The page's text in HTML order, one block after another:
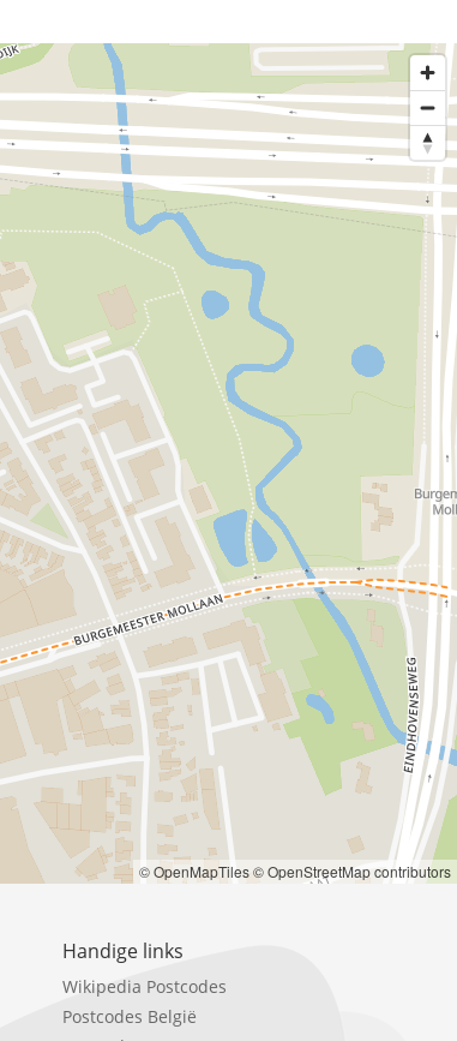
© OpenMapTiles© OpenStreetMap contributors
Handige links
Wikipedia Postcodes
Postcodes België